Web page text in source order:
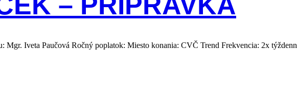
Mgr. Iveta Paučová Ročný poplatok: Miesto konania: CVČ Trend Frekvencia: 2x